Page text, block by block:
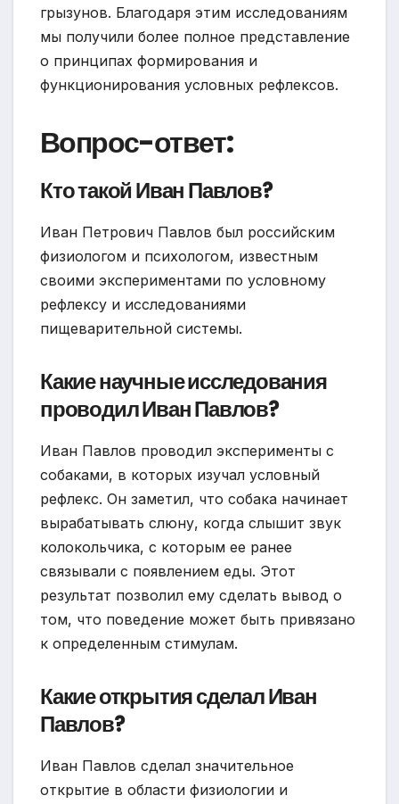
грызунов. Благодаря этим исследованиям
мы получили более полное представление
о принципах формирования и
функционирования условных рефлексов.
Вопрос-ответ:
Кто такой Иван Павлов?
Иван Петрович Павлов был российским
физиологом и психологом, известным
своими экспериментами по условному
рефлексу и исследованиями
пищеварительной системы.
Какие научные исследования
проводил Иван Павлов?
Иван Павлов проводил эксперименты с
собаками, в которых изучал условный
рефлекс. Он заметил, что собака начинает
вырабатывать слюну, когда слышит звук
колокольчика, с которым ее ранее
связывали с появлением еды. Этот
результат позволил ему сделать вывод о
том, что поведение может быть привязано
к определенным стимулам.
Какие открытия сделал Иван
Павлов?
Иван Павлов сделал значительное
открытие в области физиологии и